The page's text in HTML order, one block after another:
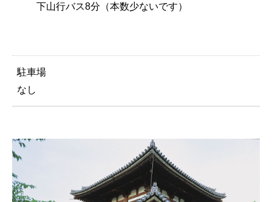
下山行バス8分（本数少ないです）
駐車場
なし